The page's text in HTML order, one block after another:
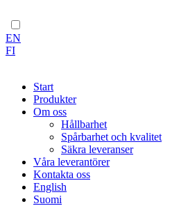
EN
FI
Start
Produkter
Om oss
Hållbarhet
Spårbarhet och kvalitet
Säkra leveranser
Våra leverantörer
Kontakta oss
English
Suomi